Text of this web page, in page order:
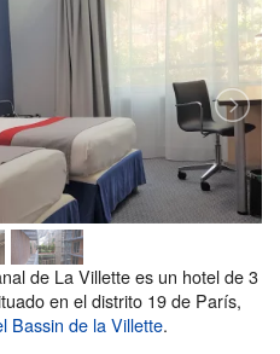
de La Villette es un hotel de 3
en el distrito 19 de París,
Bassin de la Villette.